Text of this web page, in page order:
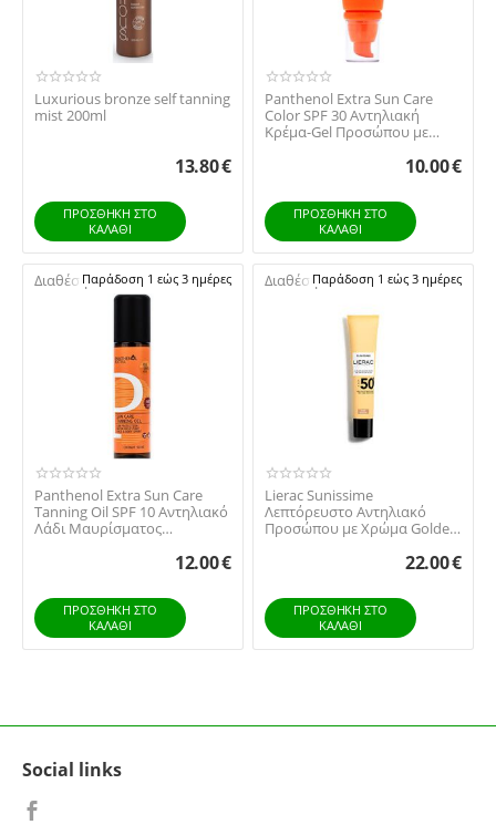
Luxurious bronze self tanning
mist 200ml
13.80€
ΠΡΟΣΘΉΚΗ ΣΤΟ
ΚΑΛΆΘΙ
Panthenol Extra Sun Care
Color SPF 30 Αντηλιακή
Κρέμα-Gel Προσώπου με
10.00€
ΠΡΟΣΘΉΚΗ ΣΤΟ
ΚΑΛΆΘΙ
Διαθέσιμο:Παράδοση 1 εώς 3 ημέρες
Panthenol Extra Sun Care
Tanning Oil SPF 10 Αντηλιακό
Λάδι Μαυρίσματος
12.00€
ΠΡΟΣΘΉΚΗ ΣΤΟ
ΚΑΛΆΘΙ
Διαθέσιμο:Παράδοση 1 εώς 3 ημέρες
Lierac Sunissime
Λεπτόρευστο Αντηλιακό
Προσώπου με Χρώμα Golden
22.00€
ΠΡΟΣΘΉΚΗ ΣΤΟ
ΚΑΛΆΘΙ
Social links